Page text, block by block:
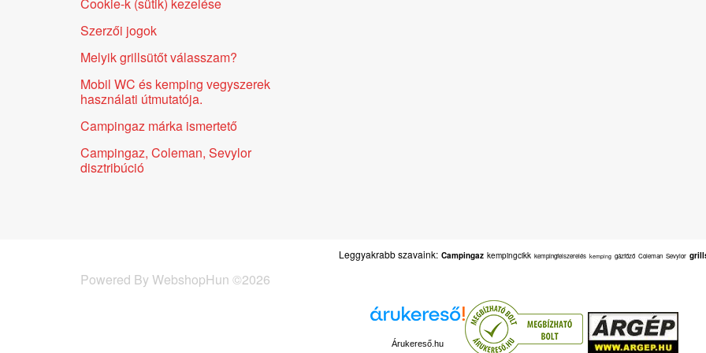
Szerzői jogok
Melyik grillsütőt válasszam?
Mobil WC és kemping vegyszerek
használati útmutatója.
Campingaz márka ismertető
Campingaz, Coleman, Sevylor
disztribúció
Leggyakrabb szavaink: Campingaz kempingcikk kempingfelszerelés kemping gázfőző Coleman Sevylor
Powered ByWebshopHun ©2026
Árukereső.hu